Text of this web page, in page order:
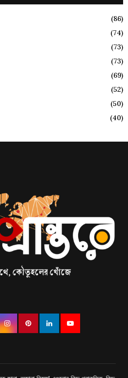
(86)
(74)
(73)
(73)
(69)
(52)
(50)
(40)